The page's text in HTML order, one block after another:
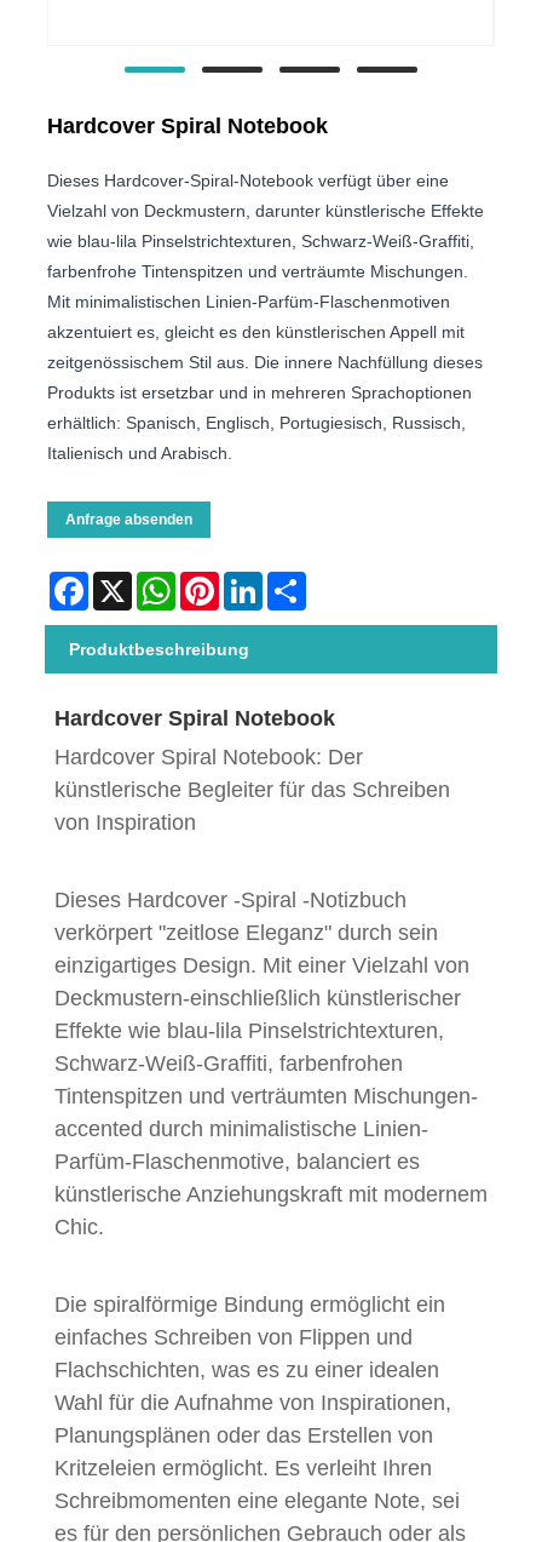
Hardcover Spiral Notebook
Dieses Hardcover-Spiral-Notebook verfügt über eine
Vielzahl von Deckmustern, darunter künstlerische Effekte
wie blau-lila Pinselstrichtexturen, Schwarz-Weiß-Graffiti,
farbenfrohe Tintenspitzen und verträumte Mischungen.
Mit minimalistischen Linien-Parfüm-Flaschenmotiven
akzentuiert es, gleicht es den künstlerischen Appell mit
zeitgenössischem Stil aus. Die innere Nachfüllung dieses
Produkts ist ersetzbar und in mehreren Sprachoptionen
erhältlich: Spanisch, Englisch, Portugiesisch, Russisch,
Italienisch und Arabisch.
Anfrage absenden
Facebook
X WhatsAppPinterestLinkedIn
Produktbeschreibung
Hardcover Spiral Notebook
Hardcover Spiral Notebook: Der
künstlerische Begleiter für das Schreiben
von Inspiration
Dieses Hardcover -Spiral -Notizbuch
verkörpert "zeitlose Eleganz" durch sein
einzigartiges Design. Mit einer Vielzahl von
Deckmustern-einschließlich künstlerischer
Effekte wie blau-lila Pinselstrichtexturen,
Schwarz-Weiß-Graffiti, farbenfrohen
Tintenspitzen und verträumten Mischungen-
accented durch minimalistische Linien-
Parfüm-Flaschenmotive, balanciert es
künstlerische Anziehungskraft mit modernem
Chic.
Die spiralförmige Bindung ermöglicht ein
einfaches Schreiben von Flippen und
Flachschichten, was es zu einer idealen
Wahl für die Aufnahme von Inspirationen,
Planungsplänen oder das Erstellen von
Kritzeleien ermöglicht. Es verleiht Ihren
Schreibmomenten eine elegante Note, sei
es für den persönlichen Gebrauch oder als